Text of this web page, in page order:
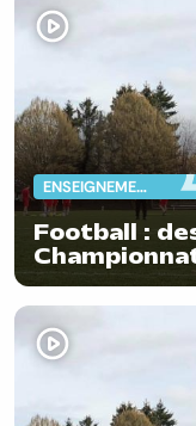
ENSEIGNEMENT
Football :